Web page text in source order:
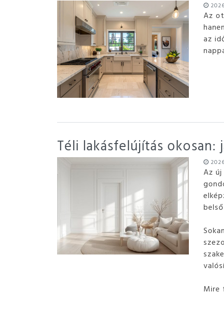
Az
az
Téli lakásfelújítás okosan:
Az
Mire